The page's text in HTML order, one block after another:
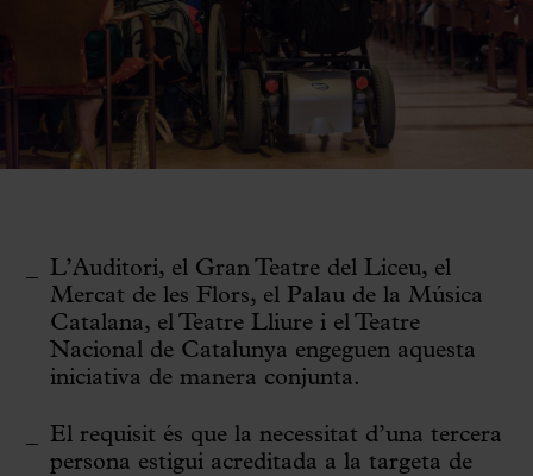
L’Auditori, el Gran Teatre del Liceu, el
Mercat de les Flors, el Palau de la Música
Catalana, el Teatre Lliure i el Teatre
Nacional de Catalunya engeguen aquesta
iniciativa de manera conjunta.
El requisit és que la necessitat d’una tercera
persona estigui acreditada a la targeta de